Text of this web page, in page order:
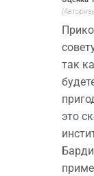
так
это